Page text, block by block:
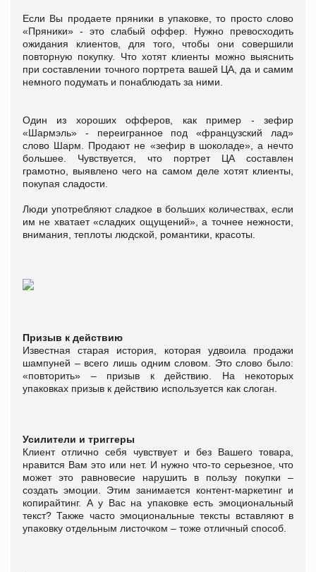
Если Вы продаете пряники в упаковке, то просто слово
«Пряники» - это слабый оффер. Нужно превосходить
ожидания клиентов, для того, чтобы они совершили
повторную покупку. Что хотят клиенты можно выяснить
при составлении точного портрета вашей ЦА, да и самим
немного подумать и понаблюдать за ними.
Один из хороших офферов, как пример - зефир
«Шармэль» - переигранное под «французский лад»
слово Шарм. Продают не «зефир в шоколаде», а нечто
большее. Чувствуется, что портрет ЦА составлен
грамотно, выявлено чего на самом деле хотят клиенты,
покупая сладости.
Люди употребляют сладкое в больших количествах, если
им не хватает «сладких ощущений», а точнее нежности,
внимания, теплоты людской, романтики, красоты.
Призыв к действию
Известная старая история, которая удвоила продажи
шампуней – всего лишь одним словом. Это слово было:
«повторить» – призыв к действию. На некоторых
упаковках призыв к действию используется как слоган.
Усилители и триггеры
Клиент отлично себя чувствует и без Вашего товара,
нравится Вам это или нет. И нужно что-то серьезное, что
может это равновесие нарушить в пользу покупки –
создать эмоции. Этим занимается контент-маркетинг и
копирайтинг. А у Вас на упаковке есть эмоциональный
текст? Также часто эмоциональные тексты вставляют в
упаковку отдельным листочком – тоже отличный способ.